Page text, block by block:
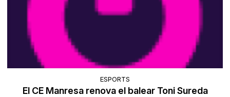
ESPORTS
El CE Manresa renova el balear Toni Sureda